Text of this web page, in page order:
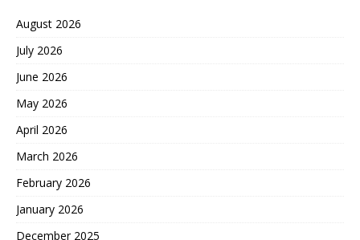
August 2026
July 2026
June 2026
May 2026
April 2026
March 2026
February 2026
January 2026
December 2025